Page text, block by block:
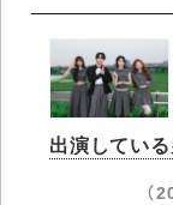
出演してい
（